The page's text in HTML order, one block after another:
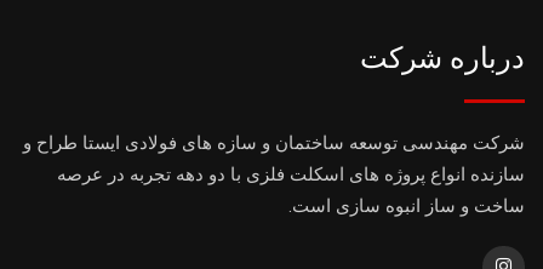
درباره شرکت
شرکت مهندسی توسعه ساختمان و سازه های فولادی ایستا طراح و
سازنده انواع پروژه های اسکلت فلزی با دو دهه تجربه در عرصه
ساخت و ساز انبوه سازی است.